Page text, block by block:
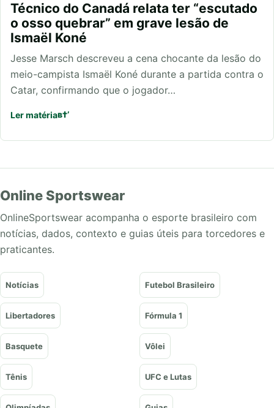
Técnico do Canadá relata ter “escutado
o osso quebrar” em grave lesão de
Ismaël Koné
Jesse Marsch descreveu a cena chocante da lesão do
meio-campista Ismaël Koné durante a partida contra o
Catar, confirmando que o jogador…
Ler matéria
Online Sportswear
OnlineSportswear acompanha o esporte brasileiro com
notícias, dados, contexto e guias úteis para torcedores e
praticantes.
Notícias Futebol Brasileiro
Libertadores Fórmula 1
Basquete Vôlei
Tênis UFC e Lutas